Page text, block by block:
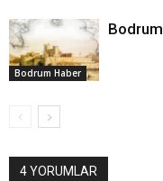
Bodrum Haber
4 YORUMLAR